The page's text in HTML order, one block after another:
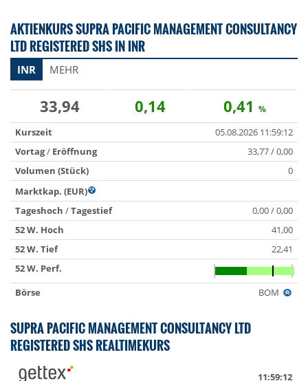
AKTIENKURS SUPRA PACIFIC MANAGEMENT CONSULTANCY
LTD REGISTERED SHS IN INR
INR MEHR
33,94 0,14 0,41 %
Kurszeit
05.08.2026 11:59:12
Vortag/ Eröffnung
33,77 / 0,00
Volumen (Stück)
0
Marktkap. (EUR)
Tageshoch /Tagestief
0,00 / 0,00
52 W. Hoch
41,00
52 W. Tief
22,41
52 W. Perf.
Börse
BOM
SUPRA PACIFIC MANAGEMENT CONSULTANCY LTD
REGISTERED SHS REALTIMEKURS
11:59:12